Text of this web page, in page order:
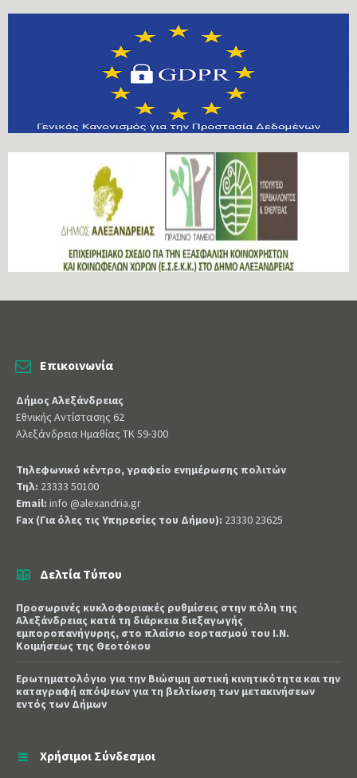
Επικοινωνία
Δήμος Αλεξάνδρειας
Εθνικής Αντίστασης 62
Αλεξάνδρεια Ημαθίας ΤΚ 59-300
Τηλεφωνικό κέντρο, γραφείο ενημέρωσης πολιτών
Τηλ: 23333 50100
Email: info @alexandria.gr
Fax (Για όλες τις Υπηρεσίες του Δήμου): 23330 23625
Δελτία Τύπου
Προσωρινές κυκλοφοριακές ρυθμίσεις στην πόλη της
Αλεξάνδρειας κατά τη διάρκεια διεξαγωγής
εμποροπανήγυρης, στο πλαίσιο εορτασμού του Ι.Ν.
Κοιμήσεως της Θεοτόκου
Ερωτηματολόγιο για την Βιώσιμη αστική κινητικότητα και την
καταγραφή απόψεων για τη βελτίωση των μετακινήσεων
εντός των Δήμων
Χρήσιμοι Σύνδεσμοι